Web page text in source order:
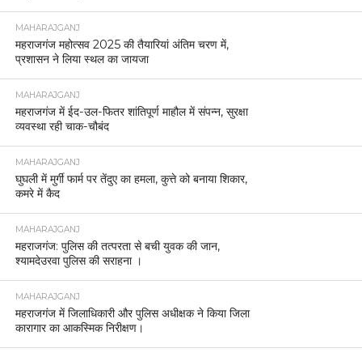
MAHARAJGANJ
महराजगंज महोत्सव 2025 की तैयारियां अंतिम चरण में,
प्रशासन ने लिया स्थल का जायजा
MAHARAJGANJ
महराजगंज में ईद-उल-फितर शांतिपूर्ण माहौल में संपन्न, सुरक्षा
व्यवस्था रही चाक-चौबंद
MAHARAJGANJ
घुघली में मुर्गी फार्म पर तेंदुए का हमला, कुत्ते को बनाया शिकार,
कमरे में कैद
MAHARAJGANJ
महराजगंज: पुलिस की तत्परता से बची युवक की जान,
श्यामदेउरवा पुलिस की सराहना ।
MAHARAJGANJ
महराजगंज में जिलाधिकारी और पुलिस अधीक्षक ने किया जिला
कारागार का आकस्मिक निरीक्षण।